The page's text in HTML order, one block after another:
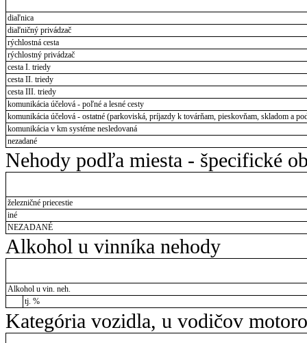
diaľnica
diaľničný privádzač
rýchlostná cesta
rýchlostný privádzač
cesta I. triedy
cesta II. triedy
cesta III. triedy
komunikácia účelová - poľné a lesné cesty
komunikácia účelová - ostatné (parkoviská, príjazdy k továrňam, pieskovňam, skladom a
komunikácia v km systéme nesledovaná
nezadané
Nehody podľa miesta - špecifické
železničné priecestie
iné
NEZADANÉ
Alkohol u vinníka nehody
Alkohol u vin. neh.
tj. %
Kategória vozidla, u vodičov